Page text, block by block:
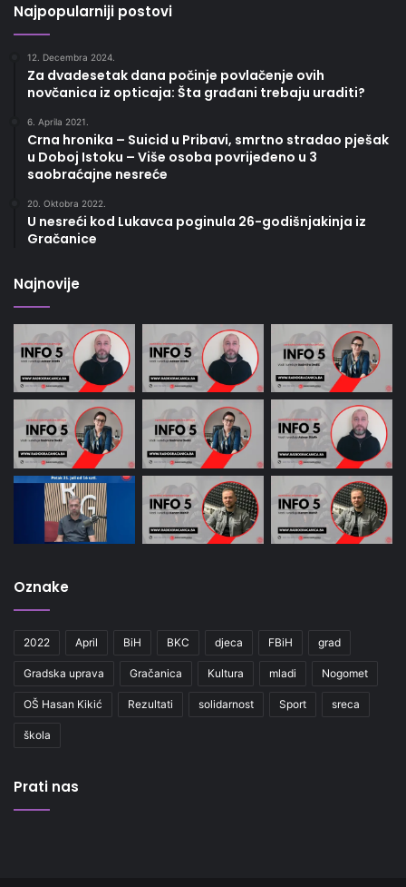
Najpopularniji postovi
12. Decembra 2024.
Za dvadesetak dana počinje povlačenje ovih
novčanica iz opticaja: Šta građani trebaju uraditi?
6. Aprila 2021.
Crna hronika – Suicid u Pribavi, smrtno stradao pješak
u Doboj Istoku – Više osoba povrijeđeno u 3
saobraćajne nesreće
20. Oktobra 2022.
U nesreći kod Lukavca poginula 26-godišnjakinja iz
Gračanice
Najnovije
Oznake
2022 April BiH BKC djeca FBiH grad
Gradska uprava Gračanica Kultura mladi Nogomet
OŠ Hasan Kikić Rezultati solidarnost Sport sreca
škola
Prati nas